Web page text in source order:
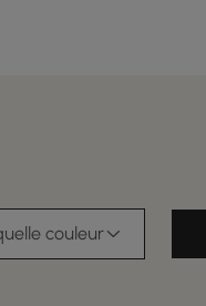
couleur